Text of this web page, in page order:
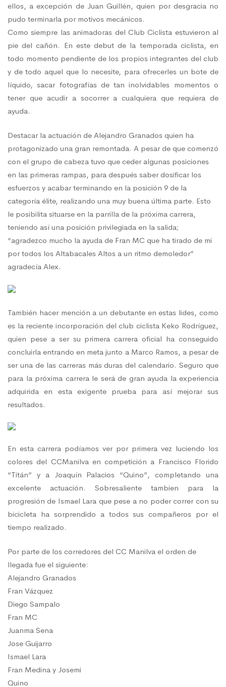
ellos, a excepción de Juan Guillén, quien por desgracia no
pudo terminarla por motivos mecánicos.
Como siempre las animadoras del Club Ciclista estuvieron al
pie del cañón. En este debut de la temporada ciclista, en
todo momento pendiente de los propios integrantes del club
y de todo aquel que lo necesite, para ofrecerles un bote de
líquido, sacar fotografías de tan inolvidables momentos o
tener que acudir a socorrer a cualquiera que requiera de
ayuda.
Destacar la actuación de Alejandro Granados quien ha
protagonizado una gran remontada. A pesar de que comenzó
con el grupo de cabeza tuvo que ceder algunas posiciones
en las primeras rampas, para después saber dosificar los
esfuerzos y acabar terminando en la posición 9 de la
categoría élite, realizando una muy buena última parte. Esto
le posibilita situarse en la parrilla de la próxima carrera,
teniendo así una posición privilegiada en la salida;
“agradezco mucho la ayuda de Fran MC que ha tirado de mi
por todos los Altabacales Altos a un ritmo demoledor”
agradecía Alex.
También hacer mención a un debutante en estas lides, como
es la reciente incorporación del club ciclista Keko Rodríguez,
quien pese a ser su primera carrera oficial ha conseguido
concluirla entrando en meta junto a Marco Ramos, a pesar de
ser una de las carreras más duras del calendario. Seguro que
para la próxima carrera le será de gran ayuda la experiencia
adquirida en esta exigente prueba para así mejorar sus
resultados.
En esta carrera podíamos ver por primera vez luciendo los
colores del CCManilva en competición a Francisco Florido
“Titán” y a Joaquín Palacios “Quino”, completando una
excelente actuación. Sobresaliente tambien para la
progresión de Ismael Lara que pese a no poder correr con su
bicicleta ha sorprendido a todos sus compañeros por el
tiempo realizado.
Por parte de los corredores del CC Manilva el orden de
llegada fue el siguiente:
Alejandro Granados
Fran Vázquez
Diego Sampalo
Fran MC
Juanma Sena
Jose Guijarro
Ismael Lara
Fran Medina y Josemi
Quino